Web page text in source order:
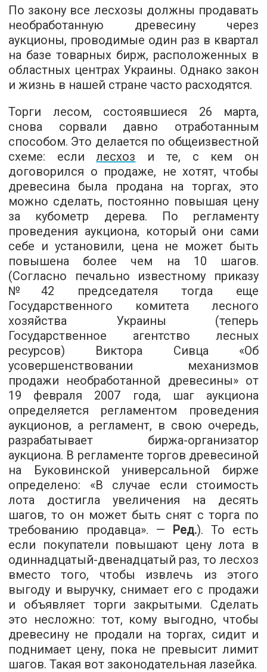
По закону все лесхозы должны продавать
необработанную древесину через
аукционы, проводимые один раз в квартал
на базе товарных бирж, расположенных в
областных центрах Украины. Однако закон
и жизнь в нашей стране часто расходятся.
Торги лесом, состоявшиеся 26 марта,
снова сорвали давно отработанным
способом. Это делается по общеизвестной
схеме: еслилесхоз и те, с кем он
договорился о продаже, не хотят, чтобы
древесина была продана на торгах, это
можно сделать, постоянно повышая цену
за кубометр дерева. По регламенту
проведения аукциона, который они сами
себе и установили, цена не может быть
повышена более чем на 10 шагов.
(Согласно печально известному приказу
№42 председателя тогда еще
Государственного комитета лесного
хозяйства Украины (теперь
Государственное агентство лесных
ресурсов) Виктора Сивца «Об
усовершенствовании механизмов
продажи необработанной древесины» от
19 февраля 2007 года, шаг аукциона
определяется регламентом проведения
аукционов, а регламент, в свою очередь,
разрабатывает биржа-организатор
аукциона. В регламенте торгов древесиной
на Буковинской универсальной бирже
определено: «В случае если стоимость
лота достигла увеличения на десять
шагов, то он может быть снят с торга по
требованию продавца». — Ред.). То есть
если покупатели повышают цену лота в
одиннадцатый-двенадцатый раз, то лесхоз
вместо того, чтобы извлечь из этого
выгоду и выручку, снимает его с продажи
и объявляет торги закрытыми. Сделать
это несложно: тот, кому выгодно, чтобы
древесину не продали на торгах, сидит и
поднимает цену, пока не превысит лимит
шагов. Такая вот законодательная лазейка.